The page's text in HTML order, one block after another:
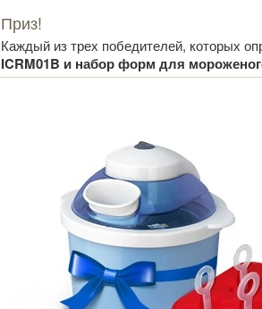
Приз!
Каждый из трех победителей, которых
ICRM01B и набор форм для